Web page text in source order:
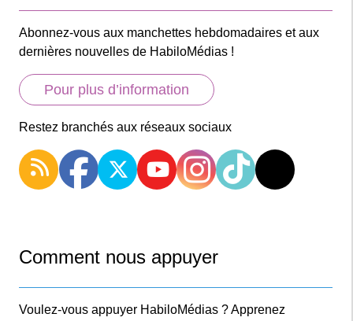
Abonnez-vous aux manchettes hebdomadaires et aux
dernières nouvelles de HabiloMédias !
Pour plus d’information
Restez branchés aux réseaux sociaux
Comment nous appuyer
Voulez-vous appuyer HabiloMédias ? Apprenez